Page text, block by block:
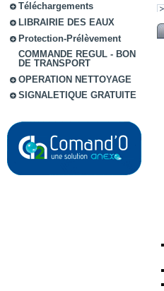
Téléchargements
LIBRAIRIE DES EAUX
Protection-Prélèvement
COMMANDE REGUL - BON
DE TRANSPORT
OPERATION NETTOYAGE
SIGNALETIQUE GRATUITE